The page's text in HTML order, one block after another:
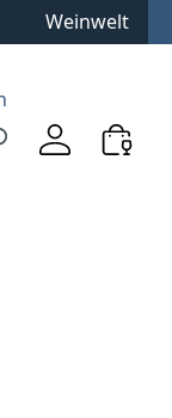
Weinwelt